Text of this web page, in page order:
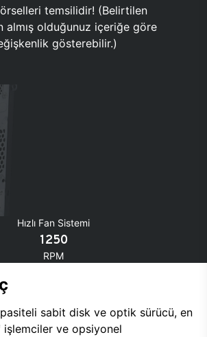
temsilidir! (Belirtilen
almış olduğunuz içeriğe göre
gösterebilir.)
Hızlı Fan Sistemi
1250
RPM
sabit disk ve optik sürücü, en
ve opsiyonel